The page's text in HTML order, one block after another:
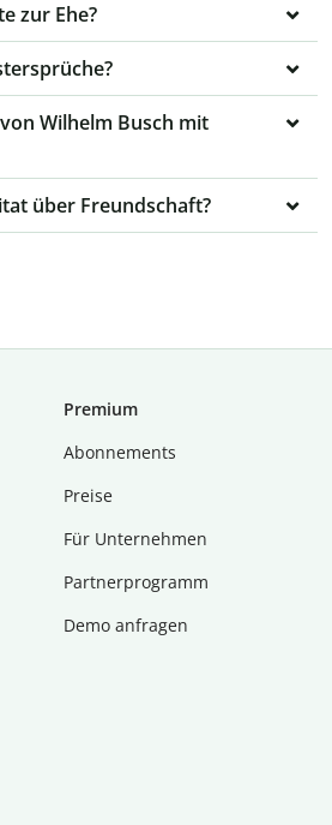
zur Ehe?
Wilhelm Busch mit
über Freundschaft?
Premium
Abon­ne­ments
Preise
Für Unternehmen
Partnerprogramm
Demo anfragen